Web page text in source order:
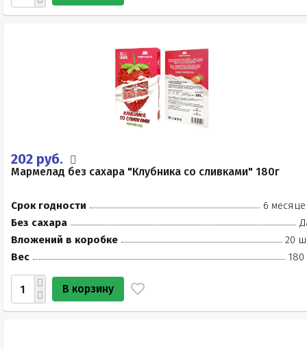
202 руб.
Мармелад без сахара "Клубника со сливками" 180г
Срок годности
6
Без сахара
Вложений в коробке
20
Вес
180
В корзину